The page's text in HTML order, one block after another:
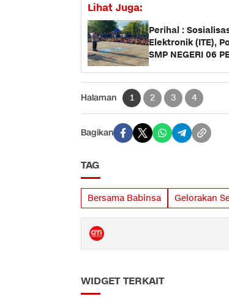
Lihat Juga:
Perihal :
Elektronik (ITE),
SMP NEGERI 06
Halaman 1 2 3 4
Bagikan
TAG
Bersama Babinsa Gelorakan
WIDGET TERKAIT